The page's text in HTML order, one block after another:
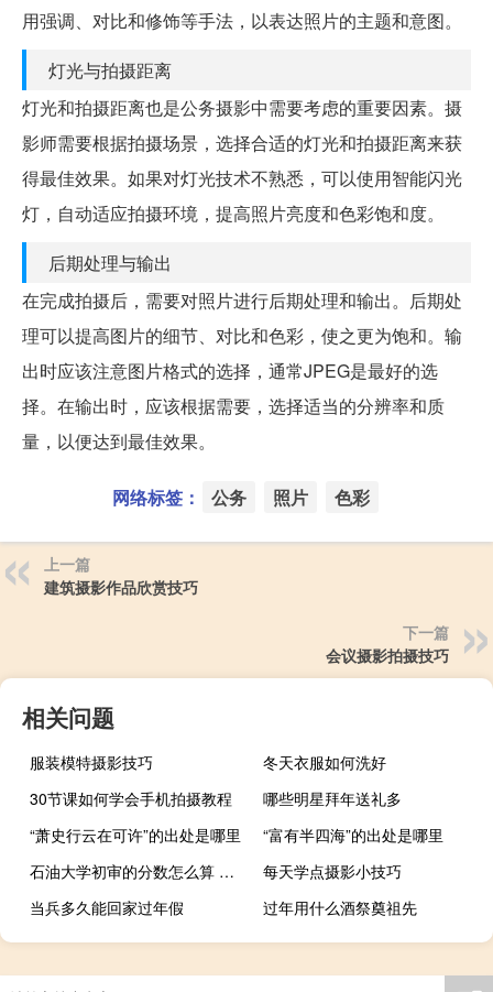
用强调、对比和修饰等手法，以表达照片的主题和意图。
灯光与拍摄距离
灯光和拍摄距离也是公务摄影中需要考虑的重要因素。摄
影师需要根据拍摄场景，选择合适的灯光和拍摄距离来获
得最佳效果。如果对灯光技术不熟悉，可以使用智能闪光
灯，自动适应拍摄环境，提高照片亮度和色彩饱和度。
后期处理与输出
在完成拍摄后，需要对照片进行后期处理和输出。后期处
理可以提高图片的细节、对比和色彩，使之更为饱和。输
出时应该注意图片格式的选择，通常JPEG是最好的选
择。在输出时，应该根据需要，选择适当的分辨率和质
量，以便达到最佳效果。
网络标签： 公务 照片 色彩
上一篇
建筑摄影作品欣赏技巧
下一篇
会议摄影拍摄技巧
相关问题
服装模特摄影技巧
冬天衣服如何洗好
30节课如何学会手机拍摄教程
哪些明星拜年送礼多
“萧史行云在可许”的出处是哪里
“富有半四海”的出处是哪里
石油大学初审的分数怎么算 山东石油大学分数线
每天学点摄影小技巧
当兵多久能回家过年假
过年用什么酒祭奠祖先